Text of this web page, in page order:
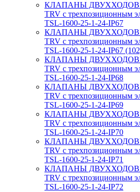
КЛАПАНЫ
TRV с трехпозиционным
TSL-1600-25-1-24-IP67
КЛАПАНЫ
TRV с трехпозиционным
TSL-1600-25-1-24-IP67
КЛАПАНЫ
TRV с трехпозиционным
TSL-1600-25-1-24-IP68
КЛАПАНЫ
TRV с трехпозиционным
TSL-1600-25-1-24-IP69
КЛАПАНЫ
TRV с трехпозиционным
TSL-1600-25-1-24-IP70
КЛАПАНЫ
TRV с трехпозиционным
TSL-1600-25-1-24-IP71
КЛАПАНЫ
TRV с трехпозиционным
TSL-1600-25-1-24-IP72